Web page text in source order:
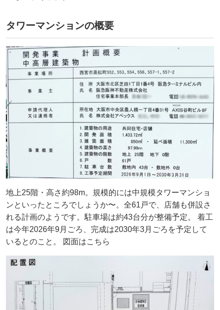
タワーマンションの概要
地上25階・高さ約98m。規模的には中規模タワーマンショ
ンといったところでしょうか〜。全61戸で、店舗も併設さ
れる計画のようです。駐車場は約43台分が整備予定。 着工
は今年2026年9月ごろ、完成は2030年3月ごろを予定して
いるとのこと。 図面はこちら